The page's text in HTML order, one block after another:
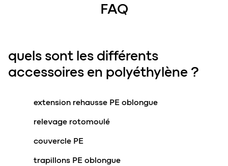
FAQ
quels sont les différents
accessoires en polyéthylène ?
extension rehausse PE oblongue
relevage rotomoulé
couvercle PE
trapillons PE oblongue